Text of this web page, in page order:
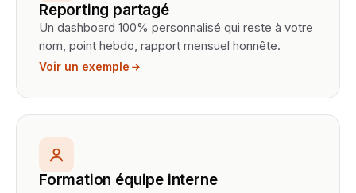
Reporting partagé
Un dashboard 100% personnalisé qui reste à votre
nom, point hebdo, rapport mensuel honnête.
Voir un exemple
Formation équipe interne